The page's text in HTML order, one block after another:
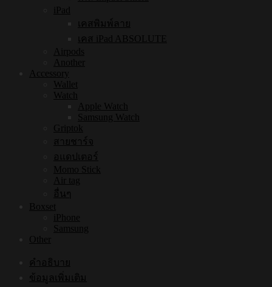
iPad
เคสพิมพ์ลาย
เคส iPad ABSOLUTE
Airpods
Another
Accessory
Wallet
Watch
Apple Watch
Samsung Watch
Griptok
สายชาร์จ
อแดปเตอร์
Momo Stick
Air tag
อื่นๆ
Boxset
iPhone
Samsung
Other
คำอธิบาย
ข้อมูลเพิ่มเติม